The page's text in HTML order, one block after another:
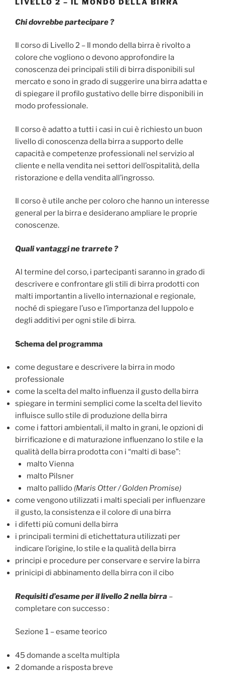
LIVELLO 2 – IL MONDO DELLA BIRRA
Chi dovrebbe partecipare ?
Il corso di Livello 2 – Il mondo della birra è rivolto a
colore che vogliono o devono approfondire la
conoscenza dei principali stili di birra disponibili sul
mercato e sono in grado di suggerire una birra adatta e
di spiegare il profilo gustativo delle birre disponibili in
modo professionale.
Il corso è adatto a tutti i casi in cui è richiesto un buon
livello di conoscenza della birra a supporto delle
capacità e competenze professionali nel servizio al
cliente e nella vendita nei settori dell’ospitalità, della
ristorazione e della vendita all’ingrosso.
Il corso è utile anche per coloro che hanno un interesse
general per la birra e desiderano ampliare le proprie
conoscenze.
Quali vantaggi ne trarrete ?
Al termine del corso, i partecipanti saranno in grado di
descrivere e confrontare gli stili di birra prodotti con
malti importantin a livello internazional e regionale,
noché di spiegare l’uso e l’importanza del luppolo e
degli additivi per ogni stile di birra.
Schema del programma
come degustare e descrivere la birra in modo
professionale
come la scelta del malto influenza il gusto della birra
spiegare in termini semplici come la scelta del lievito
influisce sullo stile di produzione della birra
come i fattori ambientali, il malto in grani, le opzioni di
birrificazione e di maturazione influenzano lo stile e la
qualità della birra prodotta con i “malti di base”:
malto Vienna
malto Pilsner
malto pallido (Maris Otter / Golden Promise)
come vengono utilizzati i malti speciali per influenzare
il gusto, la consistenza e il colore di una birra
i difetti piû comuni della birra
i principali termini di etichettatura utilizzati per
indicare l’origine, lo stile e la qualità della birra
principi e procedure per conservare e servire la birra
prinicipi di abbinamento della birra con il cibo
Requisiti d’esame per il livello 2 nella birra –
completare con successo :
Sezione 1 – esame teorico
45 domande a scelta multipla
2 domande a risposta breve